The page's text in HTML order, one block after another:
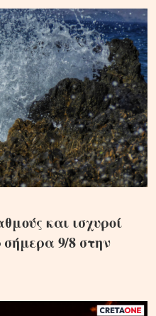
και ισχυροί
9/8 στην